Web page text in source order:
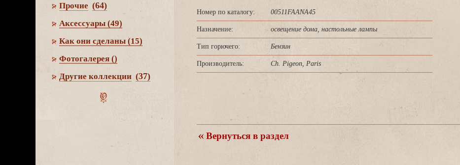
Прочие (64)
Аксессуары (49)
Как они сделаны (15)
Фотогалерея ()
Другие коллекции (37)
Номер по каталогу: 00511FAANA45
Назначение: освещение дома, настольные лампы
Тип горючего: Бензин
Производитель: Ch. Pigeon, Paris
ернуться в раздел